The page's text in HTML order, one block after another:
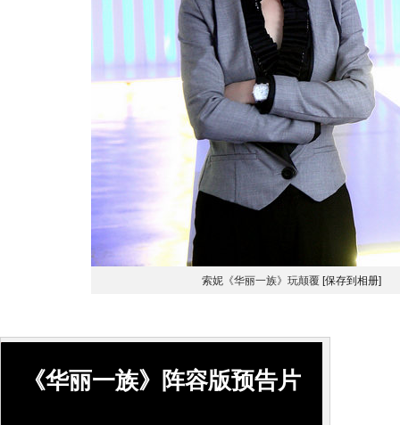
索妮《华丽一族》玩颠覆 [保存到相册]
《华丽一族》阵容版预告片